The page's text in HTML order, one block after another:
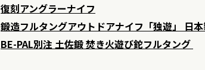
復刻アングラーナイフ
鍛造フルタングアウトドアナイフ「独遊」 日
BE-PAL別注 土佐鍛 焚き火遊び鉈フルタング